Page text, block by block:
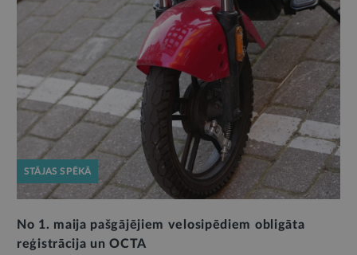
STĀJAS SPĒKĀ
No 1. maija pašgājējiem velosipēdiem obligāta
reģistrācija un OCTA